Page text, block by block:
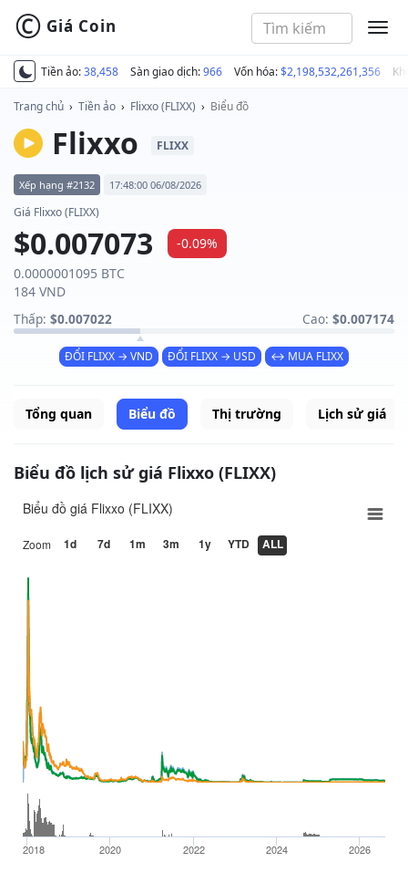
Tiền ảo:38,458 Sàn giao dịch:966 Vốn hóa:$2,198,532,261,356
© Giá Coin
Trang chủ › Tiền ảo › Flixxo (FLIXX) › Biểu đồ
Flixxo FLIXX
Xếp hạng #2132 17:48:00 06/08/2026
Giá Flixxo (FLIXX)
$0.007073
-0.09%
0.0000001095 BTC
184 VND
Thấp: $0.007022 Cao: $0.007174
ĐỔI FLIXX → VND ĐỔI FLIXX → USD ↔ MUA FLIXX
Tổng quan Biểu đồ Thị trường Lịch sử giá
Biểu đồ lịch sử giá Flixxo (FLIXX)
Zoom 1d 7d 1m 3m 1y YTD ALL
Biểu đồ giá Flixxo (FLIXX)
2018 2020 2022 2024 2026